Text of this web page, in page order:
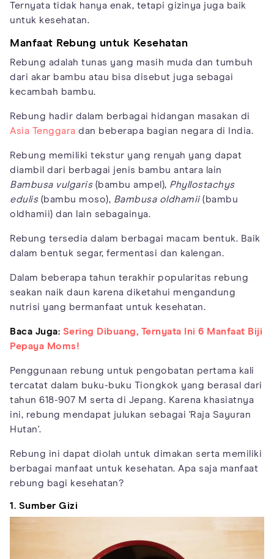
Ternyata tidak hanya enak, tetapi gizinya juga baik
untuk kesehatan.
Manfaat Rebung untuk Kesehatan
Rebung adalah tunas yang masih muda dan tumbuh
dari akar bambu atau bisa disebut juga sebagai
kecambah bambu.
Rebung hadir dalam berbagai hidangan masakan di
Asia Tenggara dan beberapa bagian negara di India.
Rebung memiliki tekstur yang renyah yang dapat
diambil dari berbagai jenis bambu antara lain
Bambusa vulgaris(bambu ampel), Phyllostachys
edulis(bambu moso), Bambusa oldhamii(bambu
oldhamii) dan lain sebagainya.
Rebung tersedia dalam berbagai macam bentuk. Baik
dalam bentuk segar, fermentasi dan kalengan.
Dalam beberapa tahun terakhir popularitas rebung
seakan naik daun karena diketahui mengandung
nutrisi yang bermanfaat untuk kesehatan.
Baca Juga: Sering Dibuang, Ternyata Ini 6 Manfaat Biji
Pepaya Moms!
Penggunaan rebung untuk pengobatan pertama kali
tercatat dalam buku-buku Tiongkok yang berasal dari
tahun 618-907 M serta di Jepang. Karena khasiatnya
ini, rebung mendapat julukan sebagai 'Raja Sayuran
Hutan'.
Rebung ini dapat diolah untuk dimakan serta memiliki
berbagai manfaat untuk kesehatan. Apa saja manfaat
rebung bagi kesehatan?
1. Sumber Gizi